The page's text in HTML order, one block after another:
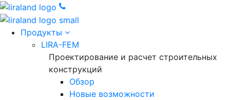
Продукты
LIRA-FEM
Проектирование и расчет строительных
конструкций
Обзор
Новые возможности